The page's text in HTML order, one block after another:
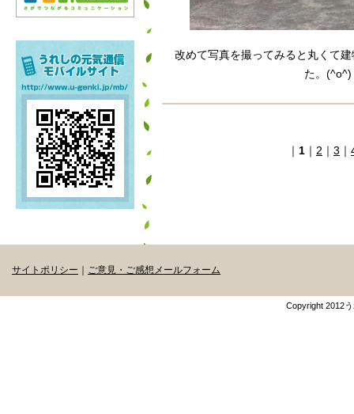
改めて写真を撮ってみると丸くて
た。(^o^)
｜ 1 ｜ 2 ｜ 3 ｜
サイトポリシー ご意見・ご感想メールフォーム
Copyright 2012